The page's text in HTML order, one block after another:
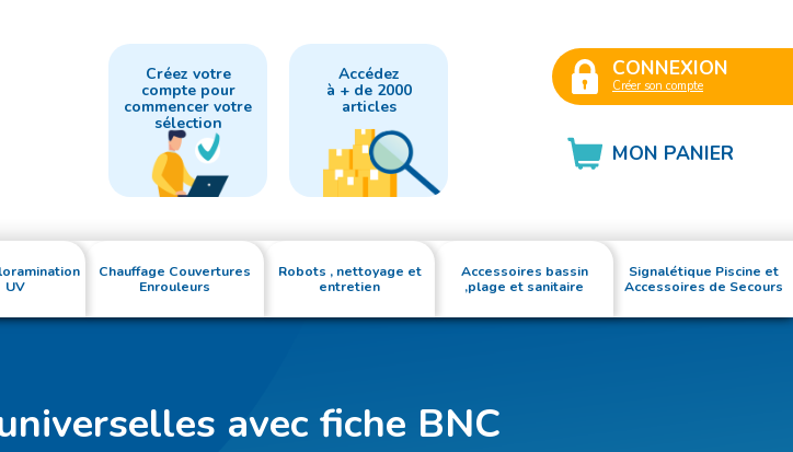
Créez votre
compte pour
commencer votre
sélection
Accédez
à + de 2000
articles
CONNEXION
Créer son compte
MON PANIER
UV
Chauffage Couvertures
Enrouleurs
Robots , nettoyage et
entretien
Accessoires bassin
,plage et sanitaire
Signalétique Piscine et
Accessoires de Secours
avec fiche BNC